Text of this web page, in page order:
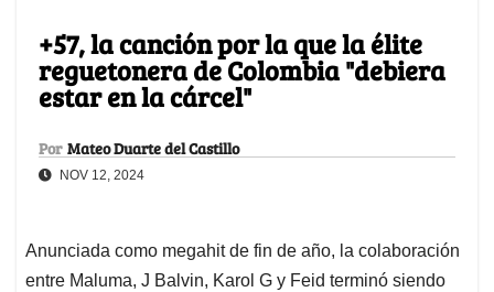
+57, la canción por la que la élite
reguetonera de Colombia "debiera
estar en la cárcel"
Por Mateo Duarte del Castillo
NOV 12, 2024
Anunciada como megahit de fin de año, la colaboración
entre Maluma, J Balvin, Karol G y Feid terminó siendo